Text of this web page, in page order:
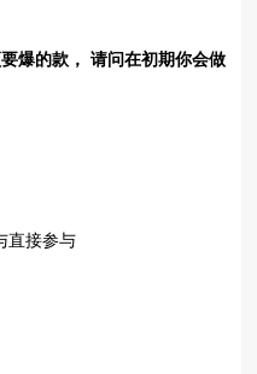
爆的款， 请问在初期你会做
直接参与